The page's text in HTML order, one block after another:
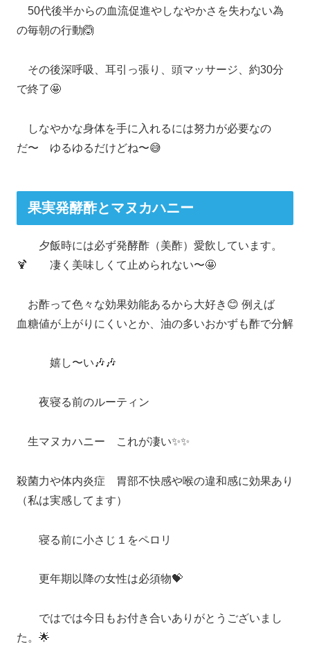
50代後半からの血流促進やしなやかさを失わない為
の毎朝の行動🙆
その後深呼吸、耳引っ張り、頭マッサージ、約30分
で終了🤩
しなやかな身体を手に入れるには努力が必要なの
だ〜 ゆるゆるだけどね〜😅
果実発酵酢とマヌカハニー
夕飯時には必ず発酵酢（美酢）愛飲しています。
🍹 凄く美味しくて止められない〜🤩
お酢って色々な効果効能あるから大好き😊 例えば
血糖値が上がりにくいとか、油の多いおかずも酢で分解
嬉し〜い🎶🎶
夜寝る前のルーティン
生マヌカハニー これが凄い✨✨
殺菌力や体内炎症 胃部不快感や喉の違和感に効果あり
（私は実感してます）
寝る前に小さじ１をペロリ
更年期以降の女性は必須物💝
ではでは今日もお付き合いありがとうございまし
た。🌟